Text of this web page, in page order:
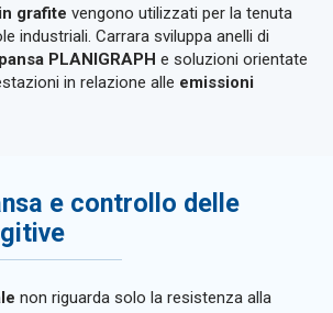
grafite vengono utilizzati per la tenuta
industriali. Carrara sviluppa anelli di
PLANIGRAPH e soluzioni orientate
in relazione alle emissioni
e controllo delle
non riguarda solo la resistenza alla